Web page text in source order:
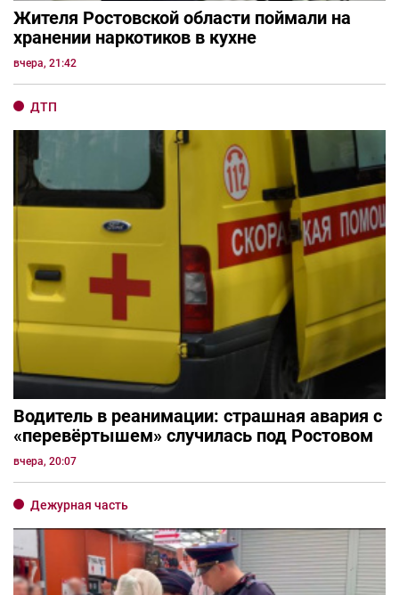
Жителя Ростовской области поймали на
хранении наркотиков в кухне
вчера, 21:42
ДТП
Водитель в реанимации: страшная авария с
«перевёртышем» случилась под Ростовом
вчера, 20:07
Дежурная часть